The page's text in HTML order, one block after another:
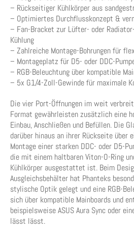
– Rückseitiger Kühlkörper aus
– Optimiertes Durchflusskonzept &
– Fan-Bracket zur Lüfter- oder
Kühlung
– Zahlreiche Montage-Bohrungen für
– Montageplatz für D5- oder DDC-
– RGB-Beleuchtung über kompatible
– 5x G1/4-Zoll-Gewinde für maximale
Die vier Port-Öffnungen im weit
Format gewährleisten zusätzlich eine
Einbau, Anschließen und Befüllen. Die
darüber hinaus an ihrer Rückseite über
Montage einer starken DDC- oder D5-
die mit einem haltbaren Viton-O-Ring
Kühlkörper ausgestattet ist. Beim
Ausgleichsbehälter hat Phanteks
stylische Optik gelegt und eine RGB-
sich über kompatible Mainboards und
beispielsweise ASUS Aura Sync oder
lässt lässt.